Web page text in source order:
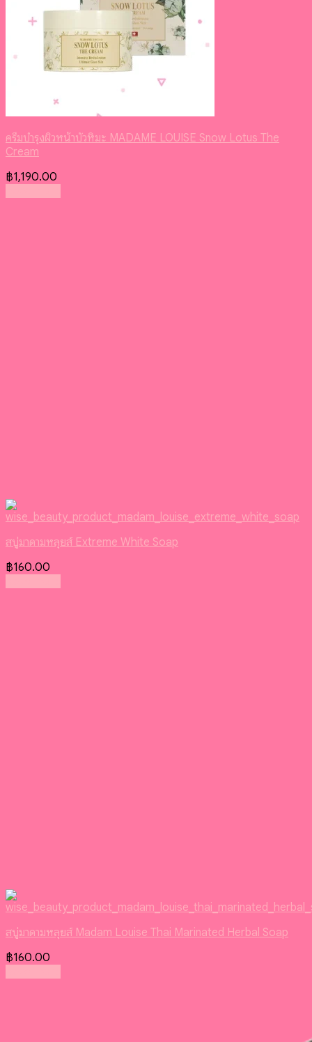
ครีมบำรุงผิวหน้าบัวหิมะ MADAME LOUISE Snow Lotus The
Cream
฿1,190.00
สบู่มาดามหลุยส์ Extreme White Soap
฿160.00
สบู่มาดามหลุยส์ Madam Louise Thai Marinated Herbal Soap
฿160.00